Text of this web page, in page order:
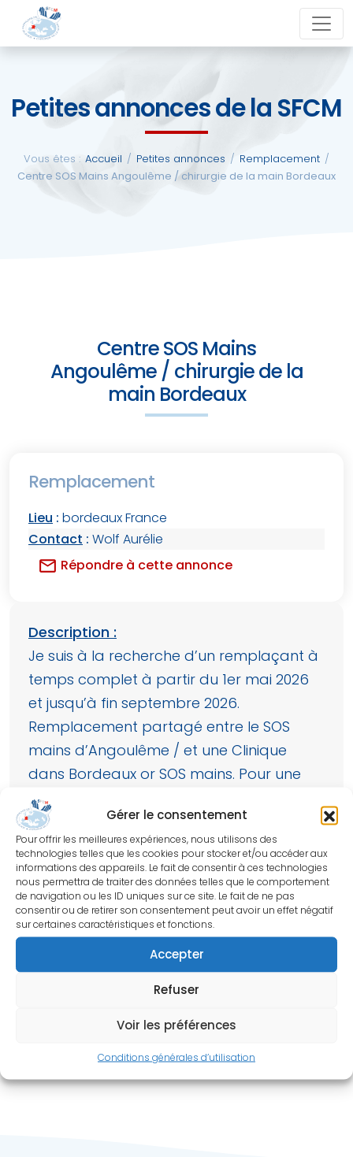
Gérer le consentement
Pour offrir les meilleures expériences, nous utilisons des
technologies telles que les cookies pour stocker et/ou accéder aux
informations des appareils. Le fait de consentir à ces technologies
nous permettra de traiter des données telles que le comportement
de navigation ou les ID uniques sur ce site. Le fait de ne pas
consentir ou de retirer son consentement peut avoir un effet négatif
sur certaines caractéristiques et fonctions.
Accepter
Refuser
Voir les préférences
Conditions générales d’utilisation
Petites annonces de la SFCM
Vous êtes : Accueil / Petites annonces / Remplacement /
Centre SOS Mains Angoulême / chirurgie de la main Bordeaux
Centre SOS Mains
Angoulême / chirurgie de la
main Bordeaux
Remplacement
Lieu : bordeaux France
Contact : Wolf Aurélie
mail Répondre à cette annonce
Description :
Je suis à la recherche d’un remplaçant à
temps complet à partir du 1er mai 2026
et jusqu’à fin septembre 2026.
Remplacement partagé entre le SOS
mains d’Angoulême / et une Clinique
dans Bordeaux or SOS mains. Pour une
activité de consultation, de bloc
programmé et d’urgences. Possibilité
d’adapter le planning, de prendre des
congés dans l’été, souplesse
d’organisation
RETOUR À LA LISTE DES ANNONCES
Société Française
de Chirurgie de la Main
close
La